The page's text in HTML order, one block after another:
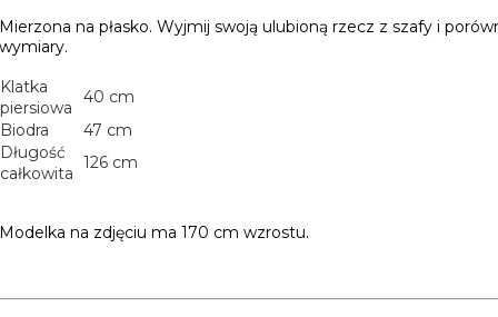
Mierzona na płasko. Wyjmij swoją ulubioną rzecz z szafy i
wymiary.
Klatka
piersiowa
40 cm
Biodra
47 cm
Długość
całkowita
126 cm
Modelka na zdjęciu ma 170 cm wzrostu.